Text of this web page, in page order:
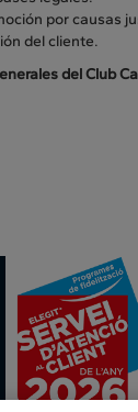
por causas
del cliente.
del Club